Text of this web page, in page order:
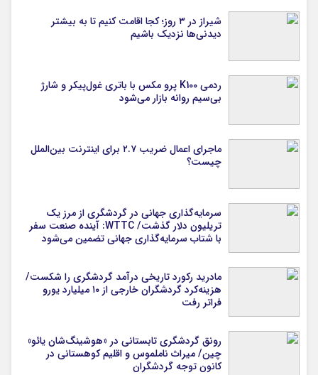
شیراز در ۳ روز؛ کجا اقامت کنیم تا به بیشتر
دیدنی‌ها نزدیک باشیم
ردمی K100 پرو مکس با باتری غول‌پیکر و شارژ
بی‌سیم روانه بازار می‌شود
ماجرای اعمال ضریب ۲.۷ برای اینترنت بین‌الملل
چیست؟
سرمایه‌گذاری جهانی در گردشگری از مرز یک
تریلیون دلار گذشت/ WTTC: آینده صنعت سفر
با شتاب سرمایه‌گذاری جهانی تضمین می‌شود
مادرید رکورد تاریخی درآمد گردشگری را شکست/
هزینه‌کرد گردشگران خارجی از ۱۰ میلیارد یورو
فراتر رفت
رونق گردشگری تابستانی در «هوشینگ‌شان یائو»
چین/ میراث ناملموس و اقلیم کوهستانی در
کانون توجه گردشگران